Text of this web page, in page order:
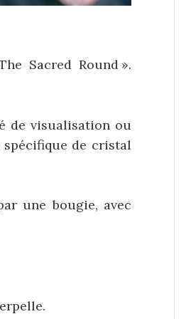
Sacred Round ».
de visualisation ou
de cristal
une bougie, avec